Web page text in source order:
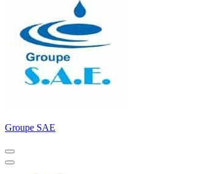
Groupe SAE
Menu
de
Menu